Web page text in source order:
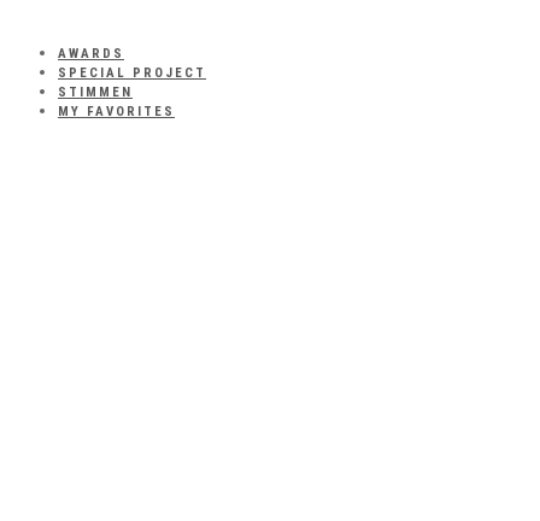
AWARDS
SPECIAL PROJECT
STIMMEN
MY FAVORITES